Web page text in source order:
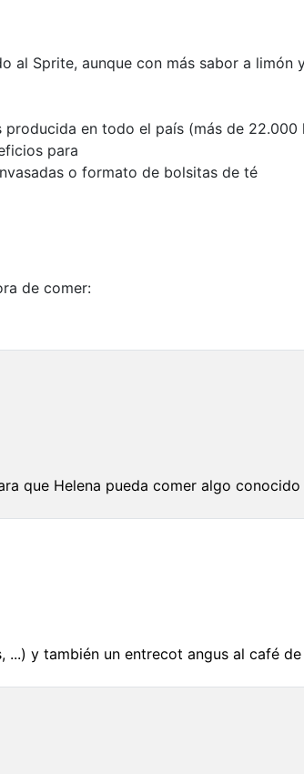
al Sprite, aunque con más sabor a limón
en todo el país (más de 22.000
para
o formato de bolsitas de té
de comer:
que Helena pueda comer algo
...) y también un entrecot angus al café